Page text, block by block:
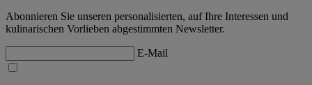
Abonnieren Sie unseren personalisierten, auf Ihre Interessen und
kulinarischen Vorlieben abgestimmten Newsletter.
E-Mail